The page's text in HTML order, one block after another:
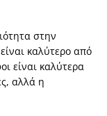
στην
καλύτερο από
είναι καλύτερα
αλλά η